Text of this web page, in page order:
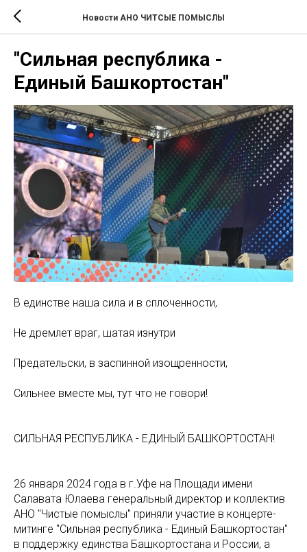
Новости АНО ЧИТСЫЕ ПОМЫСЛЫ
"Сильная республика -
Единый Башкортостан"
В единстве наша сила и в сплоченности,
Не дремлет враг, шатая изнутри
Предательски, в заспинной изощренности,
Сильнее вместе мы, тут что не говори!
СИЛЬНАЯ РЕСПУБЛИКА - ЕДИНЫЙ БАШКОРТОСТАН!
26 января 2024 года в г.Уфе на Площади имени
Салавата Юлаева генеральный директор и коллектив
АНО "Чистые помыслы" приняли участие в концерте-
митинге "Сильная республика - Единый Башкортостан"
в поддержку единства Башкортостана и России, а